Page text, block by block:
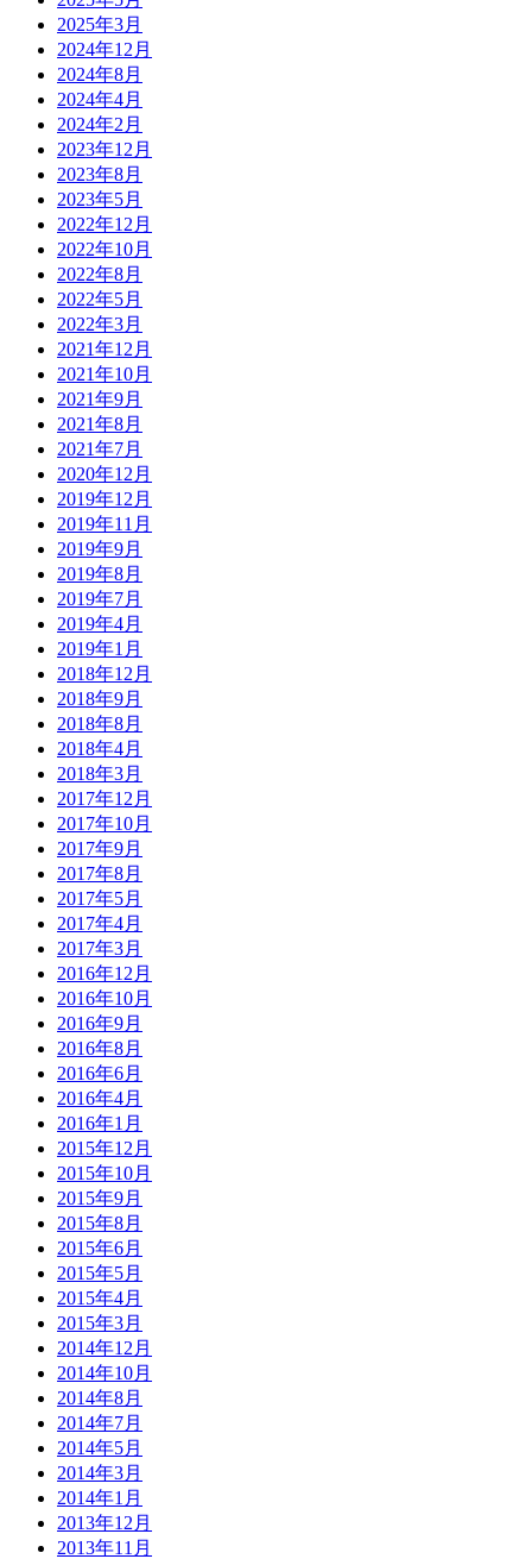
2025年3月
2024年12月
2024年8月
2024年4月
2024年2月
2023年12月
2023年8月
2023年5月
2022年12月
2022年10月
2022年8月
2022年5月
2022年3月
2021年12月
2021年10月
2021年9月
2021年8月
2021年7月
2020年12月
2019年12月
2019年11月
2019年9月
2019年8月
2019年7月
2019年4月
2019年1月
2018年12月
2018年9月
2018年8月
2018年4月
2018年3月
2017年12月
2017年10月
2017年9月
2017年8月
2017年5月
2017年4月
2017年3月
2016年12月
2016年10月
2016年9月
2016年8月
2016年6月
2016年4月
2016年1月
2015年12月
2015年10月
2015年9月
2015年8月
2015年6月
2015年5月
2015年4月
2015年3月
2014年12月
2014年10月
2014年8月
2014年7月
2014年5月
2014年3月
2014年1月
2013年12月
2013年11月